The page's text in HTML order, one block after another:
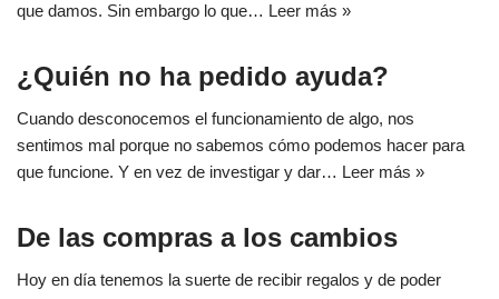
que damos. Sin embargo lo que… Leer más »
¿Quién no ha pedido ayuda?
Cuando desconocemos el funcionamiento de algo, nos
sentimos mal porque no sabemos cómo podemos hacer para
que funcione. Y en vez de investigar y dar… Leer más »
De las compras a los cambios
Hoy en día tenemos la suerte de recibir regalos y de poder